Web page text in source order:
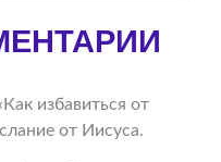
избавиться от
от Иисуса.